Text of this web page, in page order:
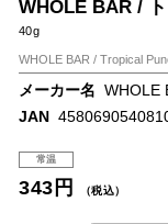
WHOLE BAR /
40g
WHOLE BAR / Tropical
メーカー名 WHOLE
JAN
常温
343円 （税込）